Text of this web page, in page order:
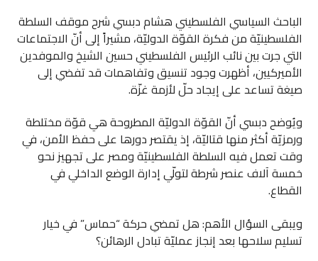
الباحث السياسي الفلسطيني هشام دبسي شرح موقف السلطة
الفلسطينيّة من فكرة القوّة الدوليّة، مشيراً إلى أنّ الاجتماعات
التي جرت بين نائب الرئيس الفلسطيني حسين الشيخ والموفدين
الأميركيين، أظهرت وجود تنسيق وتفاهمات قد تفضي إلى
صيغة تساعد على إيجاد حلّ لأزمة غزّة.
ويُوضح دبسي أنّ القوّة الدوليّة المطروحة هي قوّة مختلطة
ورمزيّة أكثر منها قتاليّة، إذ يقتصر دورها على حفظ الأمن، في
وقت تعمل فيه السلطة الفلسطينيّة ومصر على تجهيز نحو
خمسة آلاف عنصر شرطة لتولّي إدارة الوضع الداخلي في
القطاع.
ويبقى السؤال الأهم: هل تمضي حركة “حماس” في خيار
تسليم سلاحها بعد إنجاز عمليّة تبادل الرهائن؟